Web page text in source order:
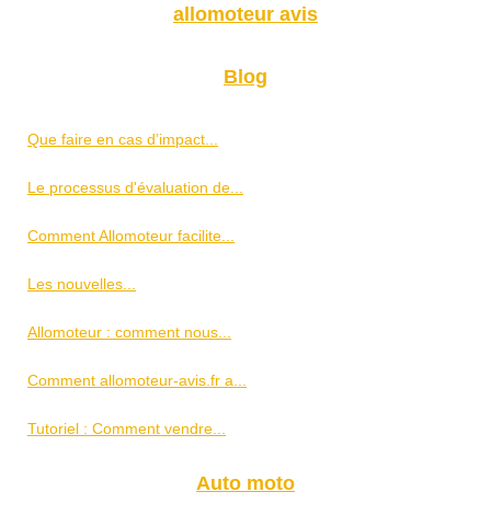
allomoteur avis
Blog
Que faire en cas d’impact...
Le processus d'évaluation de...
Comment Allomoteur facilite...
Les nouvelles...
Allomoteur : comment nous...
Comment allomoteur-avis.fr a...
Tutoriel : Comment vendre...
Auto moto